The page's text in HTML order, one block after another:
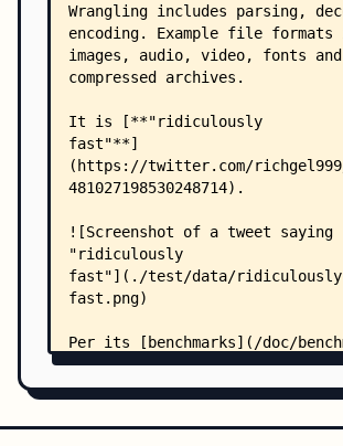
    │   ├── wuffs/
    │   │   ├── gen.go
    │   │   ├── main.go
    │   │   ├── release.go
    │   ├── wuffs-c/
    │   │   ├── genlib.go
    │   │   ├── main.go
    │   │   ├── release.go
    │   └── wuffsfmt/
    │       └── main.go
    ├── doc/
    │   ├── README.md
    │   ├── benchmarks.md
    │   ├── binary-size.md
    │   ├── changelog.md
    │   ├── glossary.md